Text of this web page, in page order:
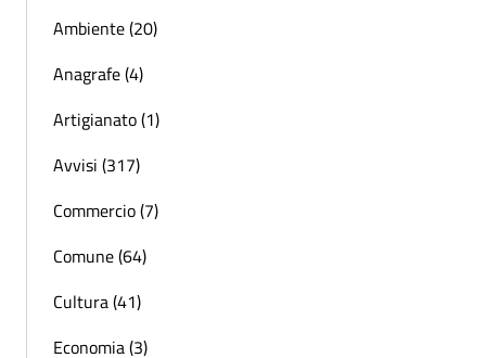
Ambiente (20)
Anagrafe (4)
Artigianato (1)
Avvisi (317)
Commercio (7)
Comune (64)
Cultura (41)
Economia (3)